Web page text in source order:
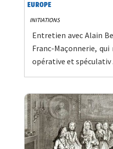
EUROPE
INITIATIONS
Entretien avec Alain
Franc-Maçonnerie,
opérative et spéculativ